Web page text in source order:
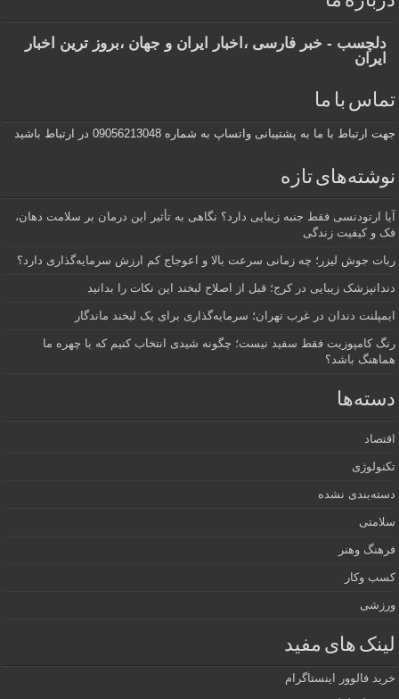
دلچسب - خبر فارسی ،اخبار ایران و جهان ،بروز ترین اخبار
ایران
تماس با ما
جهت ارتباط با ما به پشتیبانی واتساپ به شماره 09056213048 در ارتباط باشید
نوشته‌های تازه
آیا ارتودنسی فقط جنبه زیبایی دارد؟ نگاهی به تأثیر این درمان بر سلامت دهان،
فک و کیفیت زندگی
ربات جوش لیزر؛ چه زمانی سرعت بالا و اعوجاج کم ارزش سرمایه‌گذاری دارد؟
دندانپزشک زیبایی در کرج؛ قبل از اصلاح لبخند این نکات را بدانید
ایمپلنت دندان در غرب تهران؛ سرمایه‌گذاری برای یک لبخند ماندگار
رنگ کامپوزیت فقط سفید نیست؛ چگونه شیدی انتخاب کنیم که با چهره ما
هماهنگ باشد؟
دسته‌ها
اقتصاد
تکنولوژی
دسته‌بندی نشده
سلامتی
فرهنگ وهنر
کسب وکار
ورزشی
لینک های مفید
خرید فالوور اینستاگرام